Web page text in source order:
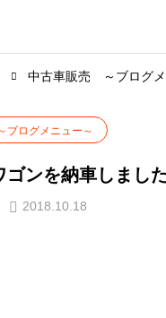
中古車販売 ～ブログメ
ログメニュー～
ゴンを納車しました
2018.10.18